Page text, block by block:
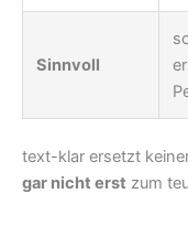
Sinnvoll
text-klar ersetzt
gar nicht erst zum